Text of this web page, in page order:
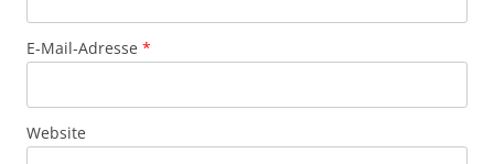
E-Mail-Adresse *
Website